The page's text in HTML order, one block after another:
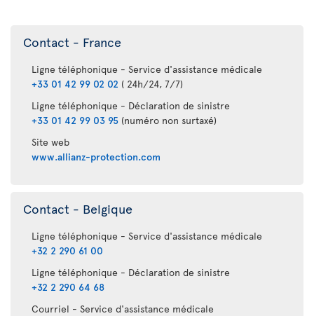
Contact - France
Ligne téléphonique - Service d'assistance médicale
+33 01 42 99 02 02 ( 24h/24, 7/7)
Ligne téléphonique - Déclaration de sinistre
+33 01 42 99 03 95(numéro non surtaxé)
Site web
www.allianz-protection.com
Contact - Belgique
Ligne téléphonique - Service d'assistance médicale
+32 2 290 61 00
Ligne téléphonique - Déclaration de sinistre
+32 2 290 64 68
Courriel - Service d'assistance médicale